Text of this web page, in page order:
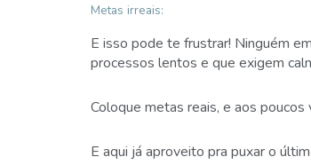
Metas irreais:
E isso pode te frustrar! Ninguém
processos lentos e que exigem
Coloque metas reais, e aos poucos
E aqui já aproveito pra puxar o